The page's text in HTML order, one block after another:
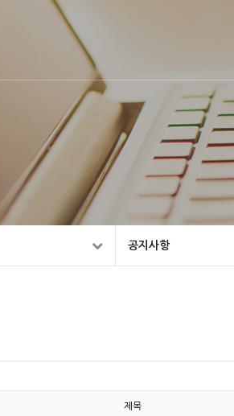
공지사항
제목